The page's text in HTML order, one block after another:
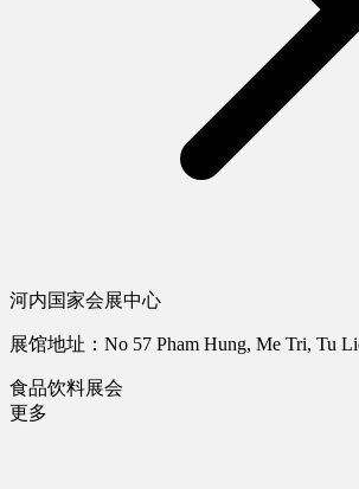
河内国家会展中心
展馆地址：No 57 Pham Hung, Me Tri, Tu
食品饮料展会
更多